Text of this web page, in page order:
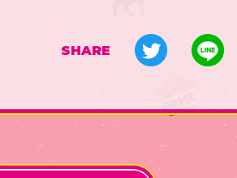
SHARE